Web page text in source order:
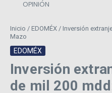
OPINIÓN
Inicio / EDOMÉX / Inversión
Mazo
EDOMÉX
Inversión
de mil 200